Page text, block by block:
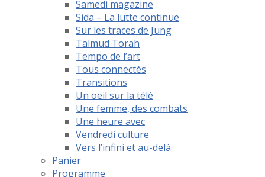
Samedi magazine
Sida – La lutte continue
Sur les traces de Jung
Talmud Torah
Tempo de l’art
Tous connectés
Transitions
Un oeil sur la télé
Une femme, des combats
Une heure avec
Vendredi culture
Vers l’infini et au-delà
Panier
Programme